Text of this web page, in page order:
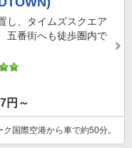
し、タイムズスクエア
五番街へも徒歩圏内で
円～
国際空港から車で約50分。